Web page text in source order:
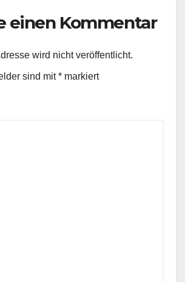
einen Kommentar
wird nicht veröffentlicht.
sind mit* markiert